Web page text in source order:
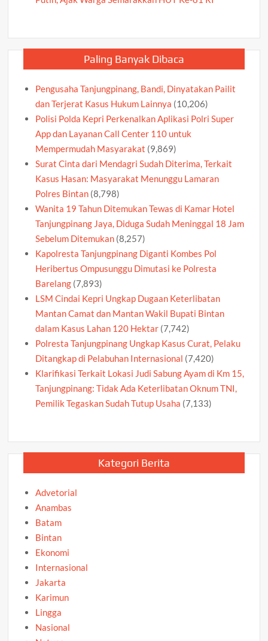
Paling Banyak Dibaca
Pengusaha Tanjungpinang, Bandi, Dinyatakan Pailit
dan Terjerat Kasus Hukum Lainnya (10,206)
Polisi Polda Kepri Perkenalkan Aplikasi Polri Super
App dan Layanan Call Center 110 untuk
Mempermudah Masyarakat (9,869)
Surat Cinta dari Mendagri Sudah Diterima, Terkait
Kasus Hasan: Masyarakat Menunggu Lamaran
Polres Bintan (8,798)
Wanita 19 Tahun Ditemukan Tewas di Kamar Hotel
Tanjungpinang Jaya, Diduga Sudah Meninggal 18 Jam
Sebelum Ditemukan (8,257)
Kapolresta Tanjungpinang Diganti Kombes Pol
Heribertus Ompusunggu Dimutasi ke Polresta
Barelang (7,893)
LSM Cindai Kepri Ungkap Dugaan Keterlibatan
Mantan Camat dan Mantan Wakil Bupati Bintan
dalam Kasus Lahan 120 Hektar (7,742)
Polresta Tanjungpinang Ungkap Kasus Curat, Pelaku
Ditangkap di Pelabuhan Internasional (7,420)
Klarifikasi Terkait Lokasi Judi Sabung Ayam di Km 15,
Tanjungpinang: Tidak Ada Keterlibatan Oknum TNI,
Pemilik Tegaskan Sudah Tutup Usaha (7,133)
Kategori Berita
Advetorial
Anambas
Batam
Bintan
Ekonomi
Internasional
Jakarta
Karimun
Lingga
Nasional